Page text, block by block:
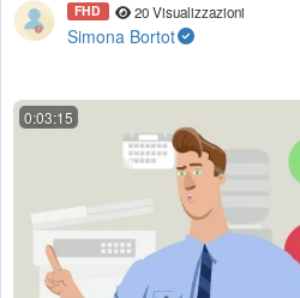
FHD 20 Visualizzazioni
Simona Bortot
0:03:15